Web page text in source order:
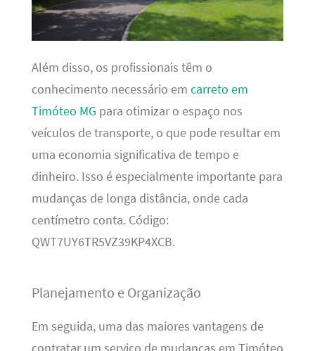
Além disso, os profissionais têm o
conhecimento necessário em carreto em
Timóteo MG para otimizar o espaço nos
veículos de transporte, o que pode resultar em
uma economia significativa de tempo e
dinheiro. Isso é especialmente importante para
mudanças de longa distância, onde cada
centímetro conta. Código:
QWT7UY6TR5VZ39KP4XCB.
Planejamento e Organização
Em seguida, uma das maiores vantagens de